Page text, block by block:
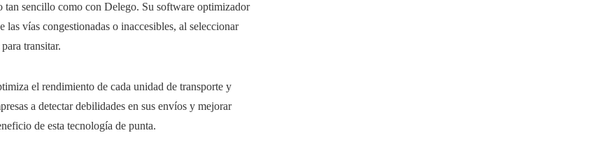
tan sencillo como con Delego. Su software optimizador
vías congestionadas o inaccesibles, al seleccionar
transitar.
el rendimiento de cada unidad de transporte y
a detectar debilidades en sus envíos y mejorar
de esta tecnología de punta.